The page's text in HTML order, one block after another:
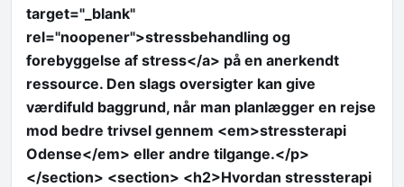
target="_blank"
rel="noopener">stressbehandling og
forebyggelse af stress</a> på en anerkendt
ressource. Den slags oversigter kan give
værdifuld baggrund, når man planlægger en rejse
mod bedre trivsel gennem <em>stressterapi
Odense</em> eller andre tilgange.</p>
</section> <section> <h2>Hvordan stressterapi